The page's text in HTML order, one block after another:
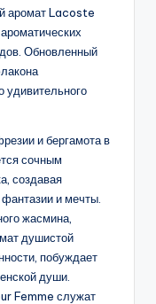
аромат Lacoste
Обновленный
удивительного
и бергамота в
сочным
создавая
и мечты.
жасмина,
душистой
побуждает
души.
Femme служат